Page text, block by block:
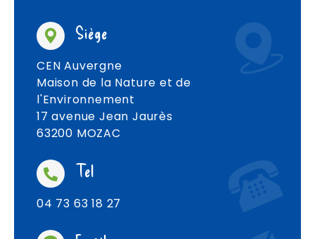
Siège
CEN Auvergne
Maison de la Nature et de
l'Environnement
17 avenue Jean Jaurès
63200 MOZAC
Tel
04 73 63 18 27